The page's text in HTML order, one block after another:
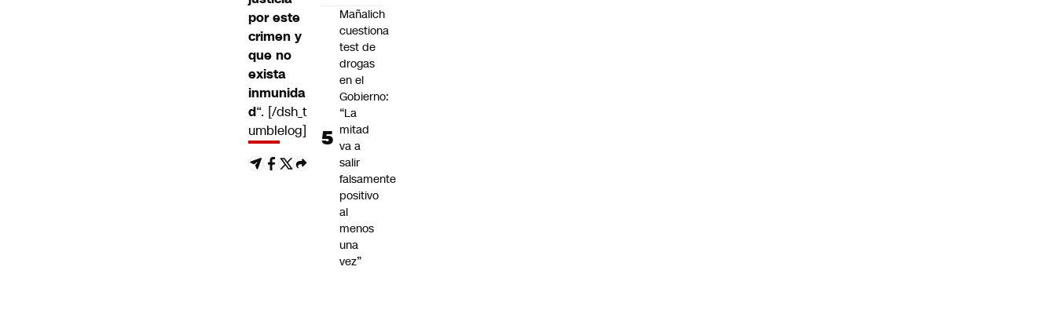
por este
crimen y
que no
exista
inmunida
d“. [/dsh_t
umblelog]
Mañalich
cuestiona
test de
drogas
en el
Gobierno:
“La
mitad
va a
salir
falsamente
positivo
al
menos
una
vez”